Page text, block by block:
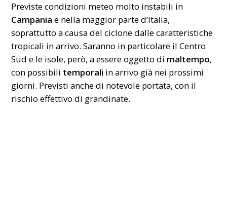
Previste condizioni meteo molto instabili in
Campaniae nella maggior parte d’Italia,
soprattutto a causa del ciclone dalle caratteristiche
tropicali in arrivo. Saranno in particolare il Centro
Sud e le isole, però, a essere oggetto di maltempo,
con possibili temporali in arrivo già nei prossimi
giorni. Previsti anche di notevole portata, con il
rischio effettivo di grandinate.